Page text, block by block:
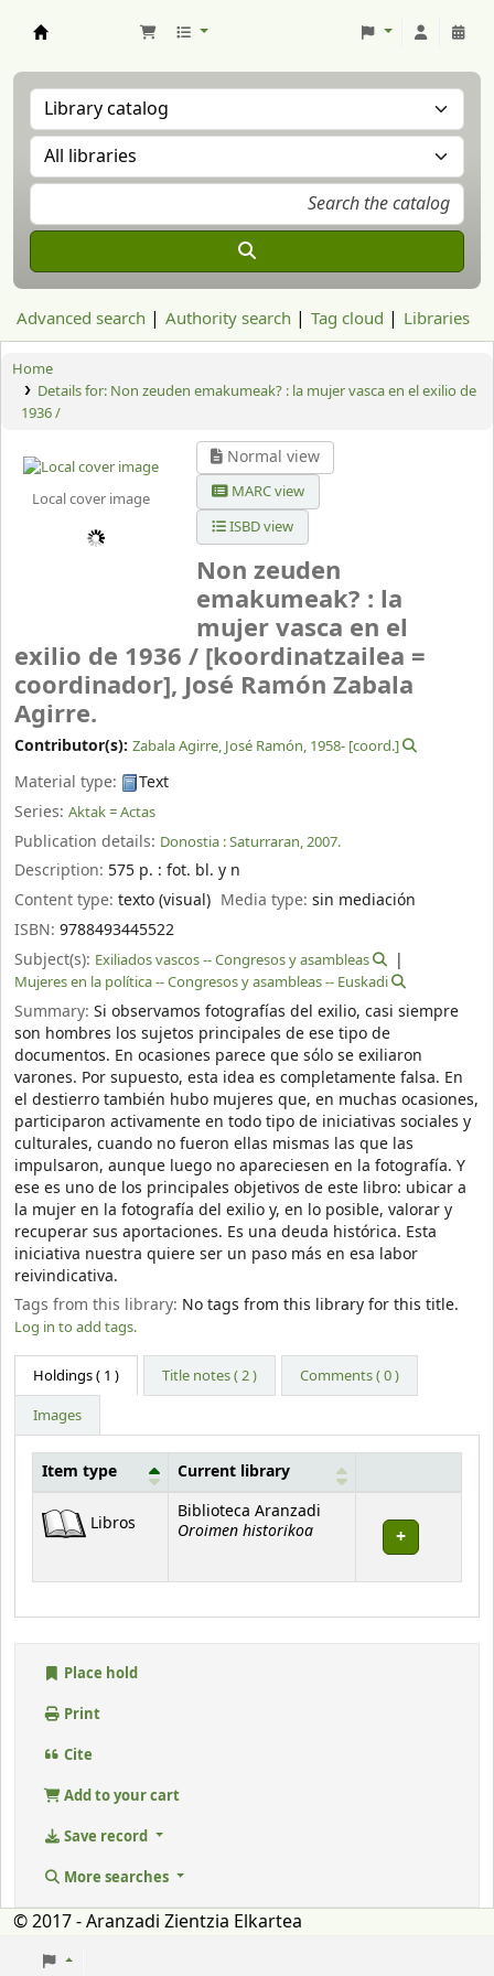
Advanced search Authority search Tag cloud Libraries
Home
Details for: Non zeuden emakumeak? : la mujer vasca en el exilio de
1936 /
Local cover image
Normal view
MARC view
ISBD view
Non zeuden
emakumeak? : la
mujer vasca en el
exilio de 1936 / [koordinatzailea =
coordinador], José Ramón Zabala
Agirre.
Contributor(s): Zabala Agirre, José Ramón, 1958- [coord.]
Material type:
Text
Series: Aktak = Actas
Publication details: Donostia :Saturraran,2007.
Description: 575 p. : fot. bl. y n
Content type: texto (visual) Media type:sin mediación
ISBN: 9788493445522
Subject(s): Exiliados vascos -- Congresos y asambleas
Mujeres en la política -- Congresos y asambleas -- Euskadi
Summary: Si observamos fotografías del exilio, casi siempre
son hombres los sujetos principales de ese tipo de
documentos. En ocasiones parece que sólo se exiliaron
varones. Por supuesto, esta idea es completamente falsa. En
el destierro también hubo mujeres que, en muchas ocasiones,
participaron activamente en todo tipo de iniciativas sociales y
culturales, cuando no fueron ellas mismas las que las
impulsaron, aunque luego no apareciesen en la fotografía. Y
ese es uno de los principales objetivos de este libro: ubicar a
la mujer en la fotografía del exilio y, en lo posible, valorar y
recuperar sus aportaciones. Es una deuda histórica. Esta
iniciativa nuestra quiere ser un paso más en esa labor
reivindicativa.
Tags from this library: No tags from this library for this title.
Log in to add tags.
Holdings( 1 ) Title notes ( 2 )
Comments ( 0 )
Images
Item type Current library
Libros
Biblioteca Aranzadi
Oroimen historikoa
Place hold
Print
Cite
Add to your cart
Save record
More searches
© 2017 - Aranzadi Zientzia Elkartea